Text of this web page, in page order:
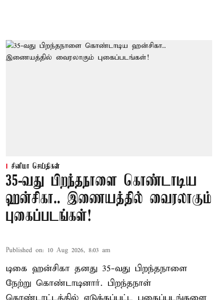
சினிமா செய்திகள்
35-வது பிறந்தநாளை கொண்டாடிய
ஹன்சிகா.. இணையத்தில் வைரலாகும்
புகைப்படங்கள்!
Published on: 10 Aug 2026, 8:03 am
டிகை ஹன்சிகா தனது 35-வது பிறந்தநாளை
நேற்று கொண்டாடினார். பிறந்தநாள்